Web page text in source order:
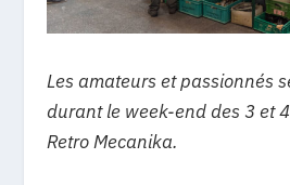
Les amateurs et passionnés
durant le week-end des 3 et
Retro Mecanika.